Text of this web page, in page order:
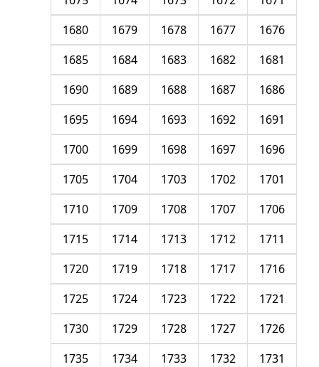
1676
1677
1678
1679
1680
1681
1682
1683
1684
1685
1686
1687
1688
1689
1690
1691
1692
1693
1694
1695
1696
1697
1698
1699
1700
1701
1702
1703
1704
1705
1706
1707
1708
1709
1710
1711
1712
1713
1714
1715
1716
1717
1718
1719
1720
1721
1722
1723
1724
1725
1726
1727
1728
1729
1730
1731
1732
1733
1734
1735